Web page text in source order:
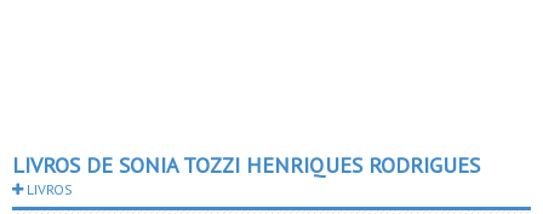
LIVROS DE SONIA TOZZI HENRIQUES RODRIGUES
LIVROS